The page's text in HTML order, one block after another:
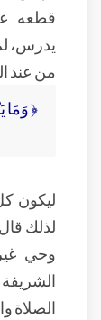
قطعه
يدرس،
من عند
ليكون
لذلك
وحي
الصلاة